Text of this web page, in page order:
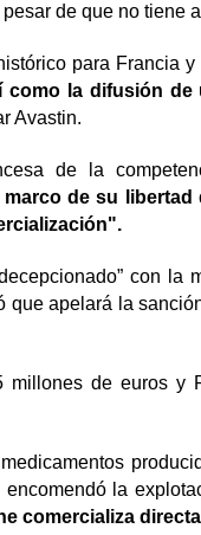
de que no tiene
para Francia
la difusión
Avastin.
de la
de su
con
que apelará la
millones de euros
la
comercializa